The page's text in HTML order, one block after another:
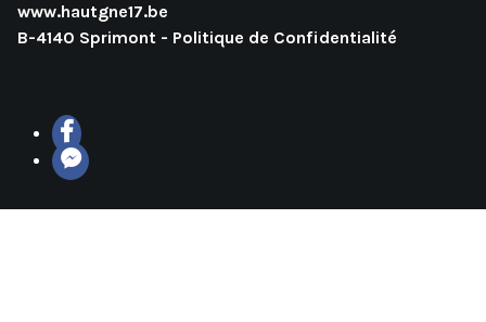
www.hautgne17.be
B-4140 Sprimont - Politique de Confidentialité